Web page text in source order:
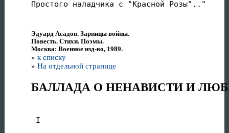
Эдуард Асадов. Зарницы войны.
Повесть. Стихи. Поэмы.
Москва: Военное изд-во, 1989.
» к списку
» На отдельной странице
БАЛЛАДА О НЕНАВИСТИ И
I